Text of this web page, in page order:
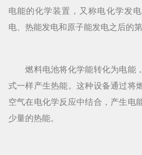
电能的化学装置，又称电化学发
电、热能发电和原子能发电之后的
燃料电池将化学能转化为电能
式一样产生热能。这种设备通过将
空气在电化学反应中结合，产生电
少量的热能。